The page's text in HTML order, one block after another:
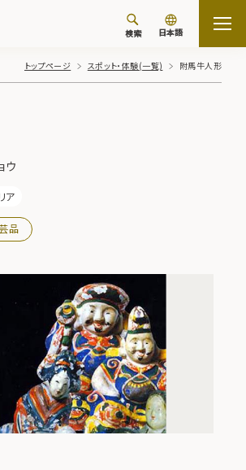
検索 日本語
トップページ スポット・体験(一覧) 附馬牛人形
ウ
ア
品